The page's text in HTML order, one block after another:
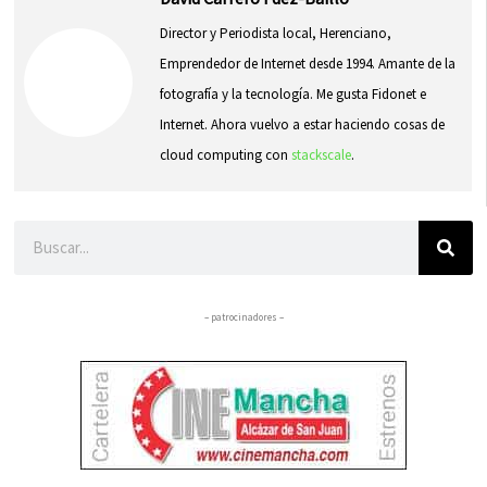
Director y Periodista local, Herenciano,
Emprendedor de Internet desde 1994. Amante de la
fotografía y la tecnología. Me gusta Fidonet e
Internet. Ahora vuelvo a estar haciendo cosas de
cloud computing con stackscale.
– patrocinadores –